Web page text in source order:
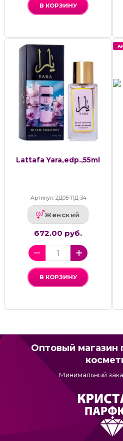
В КОРЗИНУ
Lattafa Yara,edp.,55ml
Артикул: 2Д05-ПД-34
Женский
672.00 руб.
В КОРЗИНУ
Оптовый
Минимальный